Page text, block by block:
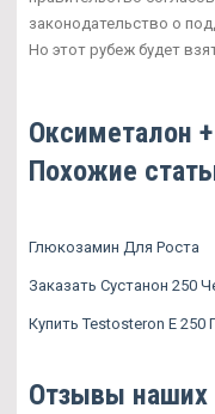
законодательство о
Но этот рубеж будет
Оксиметалон
Похожие
Глюкозамин Для Роста
Заказать Сустанон 250
Купить Testosteron E 250
Отзывы наших